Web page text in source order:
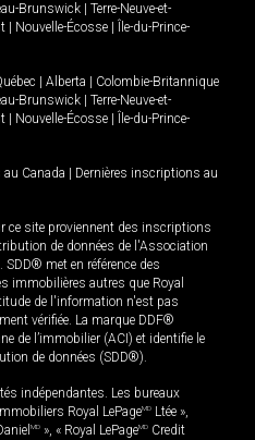
Brunswick
Terre-Neuve-et-
Nouvelle-Écosse
Île-du-Prince-
Alberta
Colombie-Britannique
Brunswick
Terre-Neuve-et-
Nouvelle-Écosse
Île-du-Prince-
Canada
Dernières inscriptions au
ce site proviennent des inscriptions
de données de l'Association
met en référence des
immobilières autres que Royal
de l'information n'est pas
vérifiée. La marque DDF®
de l’immobilier (ACI) et identifie le
de données (SDD®).
indépendantes. Les bureaux
Royal LePageMD Ltée »,
MD », « Royal LePageMD Credit